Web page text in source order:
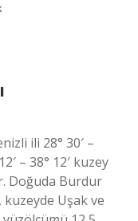
ili 28° 30′ –
– 38° 12′ kuzey
Doğuda Burdur
kuzeyde Uşak ve